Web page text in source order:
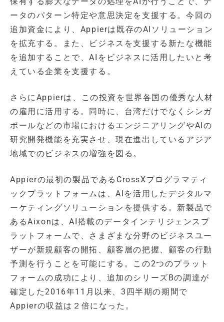
ータのパターン特定や意思決定を支援する。今回の
追加資金により、Appierは既存のAIソリューション
を拡充する。また、ビジネスを支援する新たな機能
を追加することで、AIをビジネスに活用したいと考
えている企業を支援する。
さらにAppierは、この投資を世界各国の優秀な人材
の雇用に活用する。同時に、台湾だけでなくシンガ
ポールなどの市場におけるエンジニアリングやAIの
研究開発機能を充実させ、現在進出しているアジア
地域でのビジネスの増強を図る。
Appierの最初の製品であるCrossXプログラマティ
ックプラットフォームは、AIを活用したデジタルマ
ーケティングソリューションを提供する。新製品で
あるAixonは、AI搭載のデータインテリジェンスプ
ラットフォームで、さまざまな分野のビジネスユー
ザーが新規顧客の開拓、顧客層の把握、顧客の行動
予測を行うことを可能にする。この2つのプラット
フォームの成功により、追加のシリーズBの調達が
確定した2016年11月以来、3四半期の期間で
Appierの収益は２倍になった。